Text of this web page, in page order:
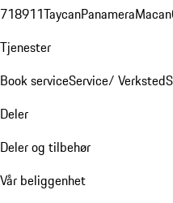
718911TaycanPanameraMacan
Tjenester
Book serviceService/ Verksted
Deler
Deler og tilbehør
Vår beliggenhet